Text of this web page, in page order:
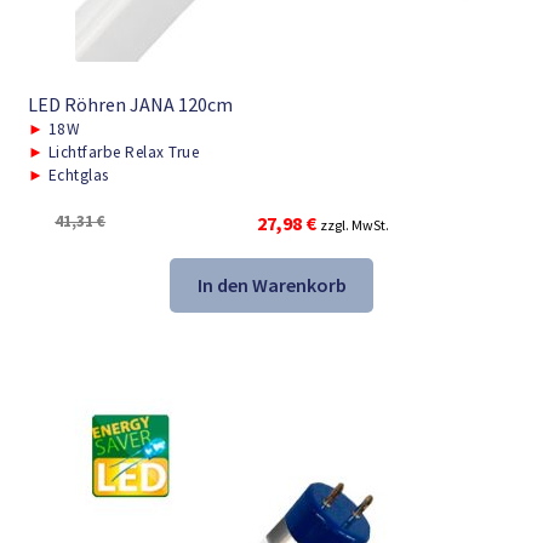
LED Röhren JANA 120cm
► 18W
► Lichtfarbe Relax True
► Echtglas
41,31€
Ursprünglicher
war:
41,31 €
27,98 €Aktueller
ist:
27,98 €.
zzgl. MwSt.
In den Warenkorb